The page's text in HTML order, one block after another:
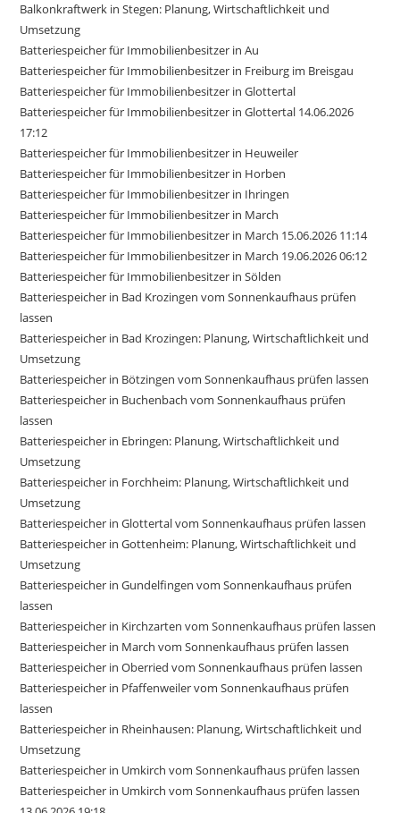
Balkonkraftwerk in Stegen: Planung, Wirtschaftlichkeit und
Umsetzung
Batteriespeicher für Immobilienbesitzer in Au
Batteriespeicher für Immobilienbesitzer in Freiburg im Breisgau
Batteriespeicher für Immobilienbesitzer in Glottertal
Batteriespeicher für Immobilienbesitzer in Glottertal 14.06.2026
17:12
Batteriespeicher für Immobilienbesitzer in Heuweiler
Batteriespeicher für Immobilienbesitzer in Horben
Batteriespeicher für Immobilienbesitzer in Ihringen
Batteriespeicher für Immobilienbesitzer in March
Batteriespeicher für Immobilienbesitzer in March 15.06.2026 11:14
Batteriespeicher für Immobilienbesitzer in March 19.06.2026 06:12
Batteriespeicher für Immobilienbesitzer in Sölden
Batteriespeicher in Bad Krozingen vom Sonnenkaufhaus prüfen
lassen
Batteriespeicher in Bad Krozingen: Planung, Wirtschaftlichkeit und
Umsetzung
Batteriespeicher in Bötzingen vom Sonnenkaufhaus prüfen lassen
Batteriespeicher in Buchenbach vom Sonnenkaufhaus prüfen
lassen
Batteriespeicher in Ebringen: Planung, Wirtschaftlichkeit und
Umsetzung
Batteriespeicher in Forchheim: Planung, Wirtschaftlichkeit und
Umsetzung
Batteriespeicher in Glottertal vom Sonnenkaufhaus prüfen lassen
Batteriespeicher in Gottenheim: Planung, Wirtschaftlichkeit und
Umsetzung
Batteriespeicher in Gundelfingen vom Sonnenkaufhaus prüfen
lassen
Batteriespeicher in Kirchzarten vom Sonnenkaufhaus prüfen lassen
Batteriespeicher in March vom Sonnenkaufhaus prüfen lassen
Batteriespeicher in Oberried vom Sonnenkaufhaus prüfen lassen
Batteriespeicher in Pfaffenweiler vom Sonnenkaufhaus prüfen
lassen
Batteriespeicher in Rheinhausen: Planung, Wirtschaftlichkeit und
Umsetzung
Batteriespeicher in Umkirch vom Sonnenkaufhaus prüfen lassen
Batteriespeicher in Umkirch vom Sonnenkaufhaus prüfen lassen